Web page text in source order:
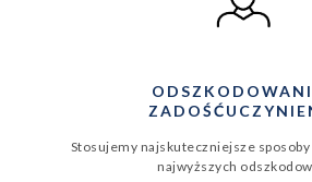
Stosujemy najskuteczniejsze sposoby
najwyższych